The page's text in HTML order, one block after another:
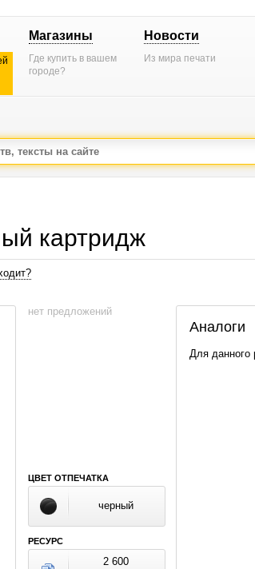
Магазины
Где купить в вашем
городе?
Новости
Из мира печати
картридж
нет предложений
ЦВЕТ ОТПЕЧАТКА
черный
РЕСУРС
2 600
Аналоги
Для данного